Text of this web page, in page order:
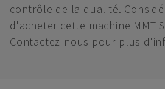
contrôle de la qualité.
d'acheter cette machine MMT
Contactez-nous pour plus